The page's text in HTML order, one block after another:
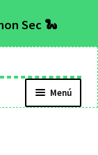
Sec 🐍
Menú